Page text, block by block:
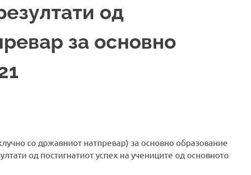
од
за основно
со државниот натпревар) за основно образование
од постигнатиот успех на учениците од основното